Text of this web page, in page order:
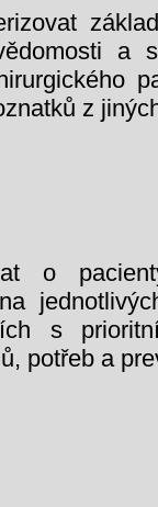
a
z
o
s
potřeb a